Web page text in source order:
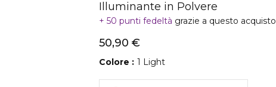
Illuminante in Polvere
50 punti fedeltà grazie a questo acquisto
50,90 €
Colore 1 Light